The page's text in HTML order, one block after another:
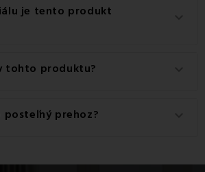
je tento produkt
z kvalitného materiálu: 100%
tohto produktu?
pre tento produkt sú: Vankúš 40x40.
posteľný prehoz?